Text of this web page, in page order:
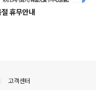
휴무안내
고객센터